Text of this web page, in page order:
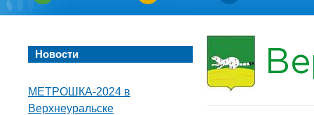
Новости
МЕТРОШКА-2024 в
Верхнеуральске